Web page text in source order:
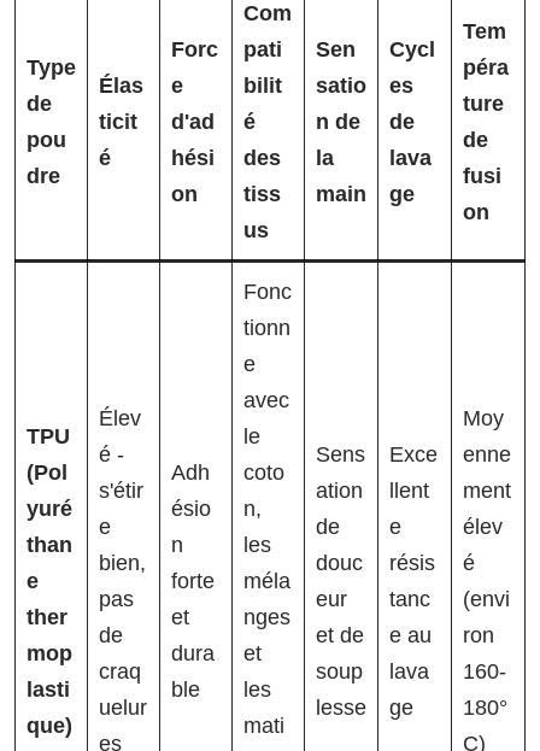
Type
de
pou
dre
Élas
ticit
é
Forc
e
d'ad
hési
on
Com
pati
bilit
é
des
tiss
us
Sen
satio
n de
la
main
Cycl
es
de
lava
ge
Tem
péra
ture
de
fusi
on
TPU
(Pol
yuré
than
e
ther
mop
lasti
que)
Élev
é -
s'étir
e
bien,
pas
de
craq
uelur
es
Adh
ésio
n
forte
et
dura
ble
Fonc
tionn
e
avec
le
coto
n,
les
méla
nges
et
les
mati
Sens
ation
de
douc
eur
et de
soup
lesse
Exce
llent
e
résis
tanc
e au
lava
ge
Moy
enne
ment
élev
é
(envi
ron
160-
180°
C)